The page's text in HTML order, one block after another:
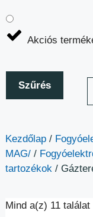
Akciós
Szűrés
Kezdőlap/
MAG//
tartozékok/
Mind a(z) 11